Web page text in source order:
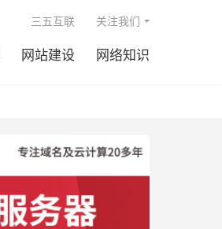
网站建设 网络知识
三五互联 关注我们